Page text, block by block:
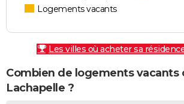
Logements vacants
Les villes où acheter sa
Combien de logements vacants
Lachapelle ?